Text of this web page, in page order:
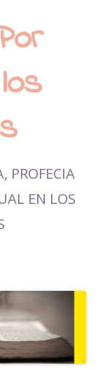
PROFECIA
EN LOS